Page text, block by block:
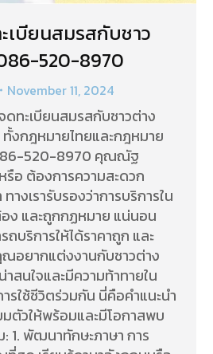
เบียนสมรสกับชาว
520-8970
November 11, 2024
ทะเบียนสมรสกับชาวต่าง
งกฎหมายไทยและกฎหมาย
086-520-8970 คุณณัฐ
รือ ต้องการความสะดวก
างเรารับรองว่าการบริการใน
และถูกกฏหมาย แน่นอน
ถบริการให้ได้ราคาถูก และ
ณอยากแต่งงานกับชาวต่าง
สนใจและมีความท้าทายใน
รใช้ชีวิตร่วมกัน นี่คือคำแนะนำ
ตัวให้พร้อมและมีโอกาสพบ
: 1. พัฒนาทักษะภาษา การ